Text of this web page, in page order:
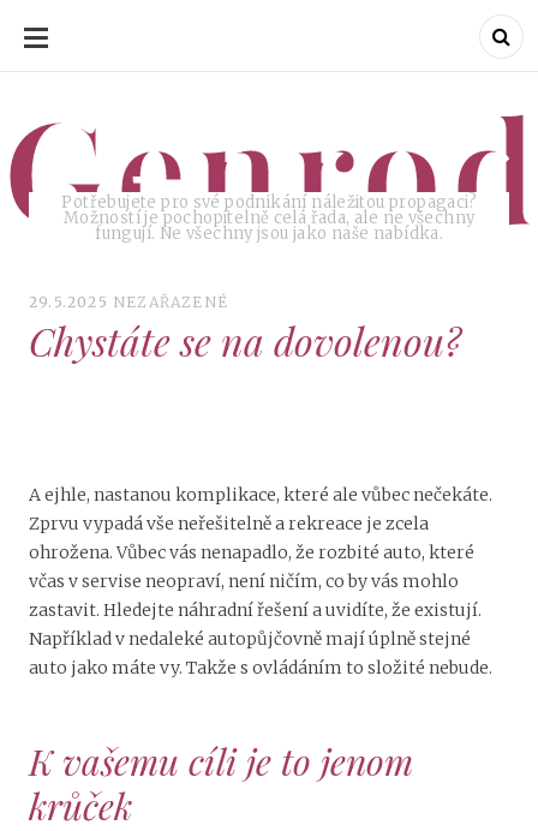
SKIP
CONTENT
Genrod
Potřebujete pro své podnikání náležitou propagaci?
Možností je pochopitelně celá řada, ale ne všechny
fungují. Ne všechny jsou jako naše nabídka.
29.5.2025 NEZAŘAZENÉ
Chystáte se na dovolenou?
A ejhle, nastanou komplikace, které ale vůbec nečekáte.
Zprvu vypadá vše neřešitelně a rekreace je zcela
ohrožena. Vůbec vás nenapadlo, že rozbité auto, které
včas v servise neopraví, není ničím, co by vás mohlo
zastavit. Hledejte náhradní řešení a uvidíte, že existují.
Například v nedaleké autopůjčovněmají úplně stejné
auto jako máte vy. Takže s ovládáním to složité nebude.
K vašemu cíli je to jenom
krůček